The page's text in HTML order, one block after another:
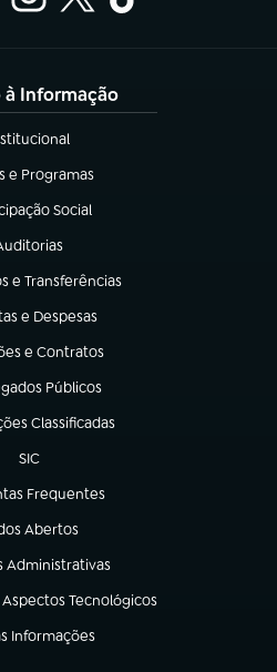
à Informação
em nova aba)
e Programas
nova aba)
Social
em nova aba)
em nova aba)
e Transferências
aba)
e Despesas
nova aba)
e Contratos
nova aba)
Públicos
nova aba)
Classificadas
nova aba)
SIC
(abre em nova aba)
Frequentes
nova aba)
Abertos
em nova aba)
Administrativas
nova aba)
Tecnológicos
Informações
nova aba)